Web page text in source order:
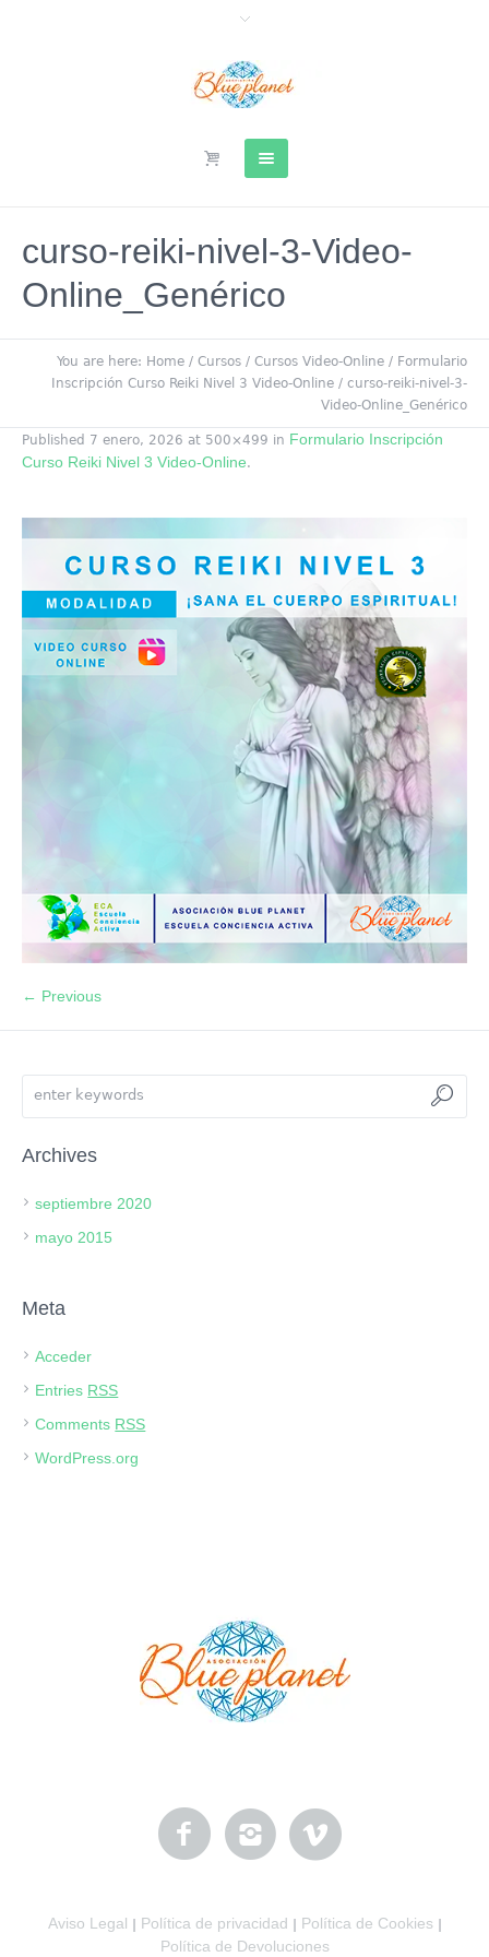
curso-reiki-nivel-3-Video-
Online_Genérico
You are here: Home / Cursos / Cursos Video-Online / Formulario
Inscripción Curso Reiki Nivel 3 Video-Online / curso-reiki-nivel-3-
Video-Online_Genérico
Published 7 enero, 2026 at 500×499 in Formulario Inscripción
Curso Reiki Nivel 3 Video-Online.
← Previous
Archives
septiembre 2020
mayo 2015
Meta
Acceder
Entries RSS
Comments RSS
WordPress.org
Aviso Legal | Política de privacidad | Política de Cookies |
Política de Devoluciones